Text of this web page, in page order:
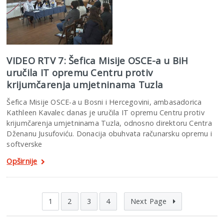
VIDEO RTV 7: Šefica Misije OSCE-a u BiH
uručila IT opremu Centru protiv
krijumčarenja umjetninama Tuzla
Šefica Misije OSCE-a u Bosni i Hercegovini, ambasadorica
Kathleen Kavalec danas je uručila IT opremu Centru protiv
krijumčarenja umjetninama Tuzla, odnosno direktoru Centra
Dženanu Jusufoviću. Donacija obuhvata računarsku opremu i
softverske
Opširnije
1 2 3 4 Next Page